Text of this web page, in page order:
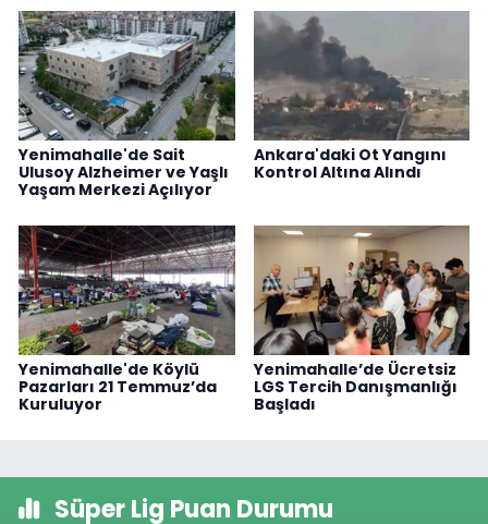
Yenimahalle'de Sait
Ulusoy Alzheimer ve Yaşlı
Yaşam Merkezi Açılıyor
Ankara'daki Ot Yangını
Kontrol Altına Alındı
Yenimahalle'de Köylü
Pazarları 21 Temmuz’da
Kuruluyor
Yenimahalle’de Ücretsiz
LGS Tercih Danışmanlığı
Başladı
Süper Lig Puan Durumu